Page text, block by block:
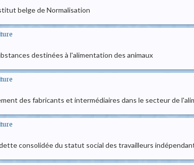
belge de Normalisation
destinées à l'alimentation des animaux
des fabricants et intermédiaires dans le secteur de
consolidée du statut social des travailleurs